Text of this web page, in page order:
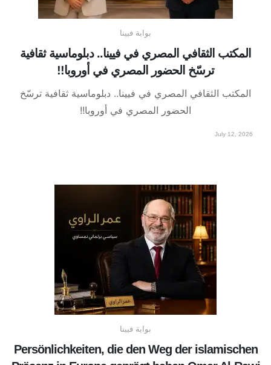
بوابة فيينا
المكتب الثقافي المصري في فيينا.. دبلوماسية ثقافية
ترسّخ الحضور المصري في أوروبا!!
المكتب الثقافي المصري في فيينا.. دبلوماسية ثقافية ترسّخ
الحضور المصري في أوروبا!!
July 12, 2026
بوابة فيينا
Persönlichkeiten, die den Weg der islamischen